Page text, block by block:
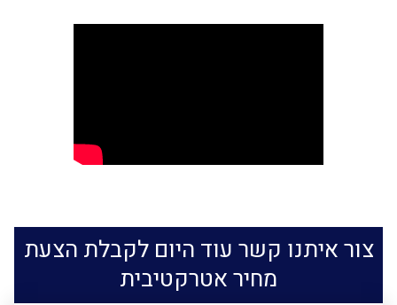
צור איתנו קשר עוד היום לקבלת הצעת
מחיר אטרקטיבית